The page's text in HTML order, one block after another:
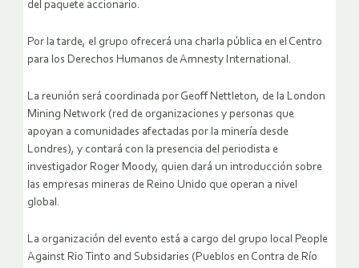
del paquete accionario.
Por la tarde, el grupo ofrecerá una charla pública en el Centro
para los Derechos Humanos de Amnesty International.
La reunión será coordinada por Geoff Nettleton, de la London
Mining Network (red de organizaciones y personas que
apoyan a comunidades afectadas por la minería desde
Londres), y contará con la presencia del periodista e
investigador Roger Moody, quien dará un introducción sobre
las empresas mineras de Reino Unido que operan a nivel
global.
La organización del evento está a cargo del grupo local People
Against Rio Tinto and Subsidaries (Pueblos en Contra de Río